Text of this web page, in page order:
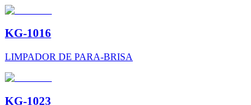
KG-1016
LIMPADOR DE PARA-BRISA
KG-1023